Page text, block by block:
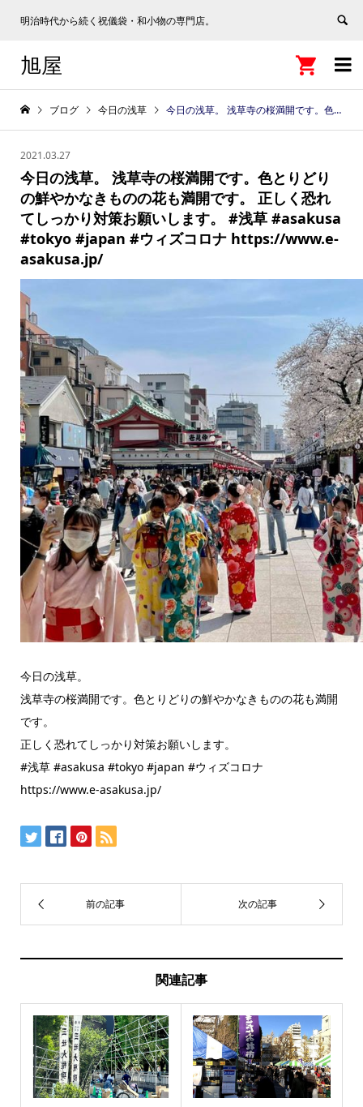
明治時代から続く祝儀袋・和小物の専門店。

旭屋 
ブログ 今日の浅草 今日の浅草。 浅草寺の桜満開です。色とりどりの鮮やかなきものの花も満開です。 正しく恐れてしっかり対策お願いします。 #浅草 #asakusa #tokyo #japan #ウィズコロナ https://www.e-asakusa.jp/
2021.03.27
今日の浅草。 浅草寺の桜満開です。色とりどり
の鮮やかなきものの花も満開です。 正しく恐れ
てしっかり対策お願いします。 #浅草 #asakusa
#tokyo #japan #ウィズコロナ https://www.e-
asakusa.jp/
今日の浅草。
浅草寺の桜満開です。色とりどりの鮮やかなきものの花も満開
です。
正しく恐れてしっかり対策お願いします。
#浅草 #asakusa #tokyo #japan #ウィズコロナ
https://www.e-asakusa.jp/
関連記事